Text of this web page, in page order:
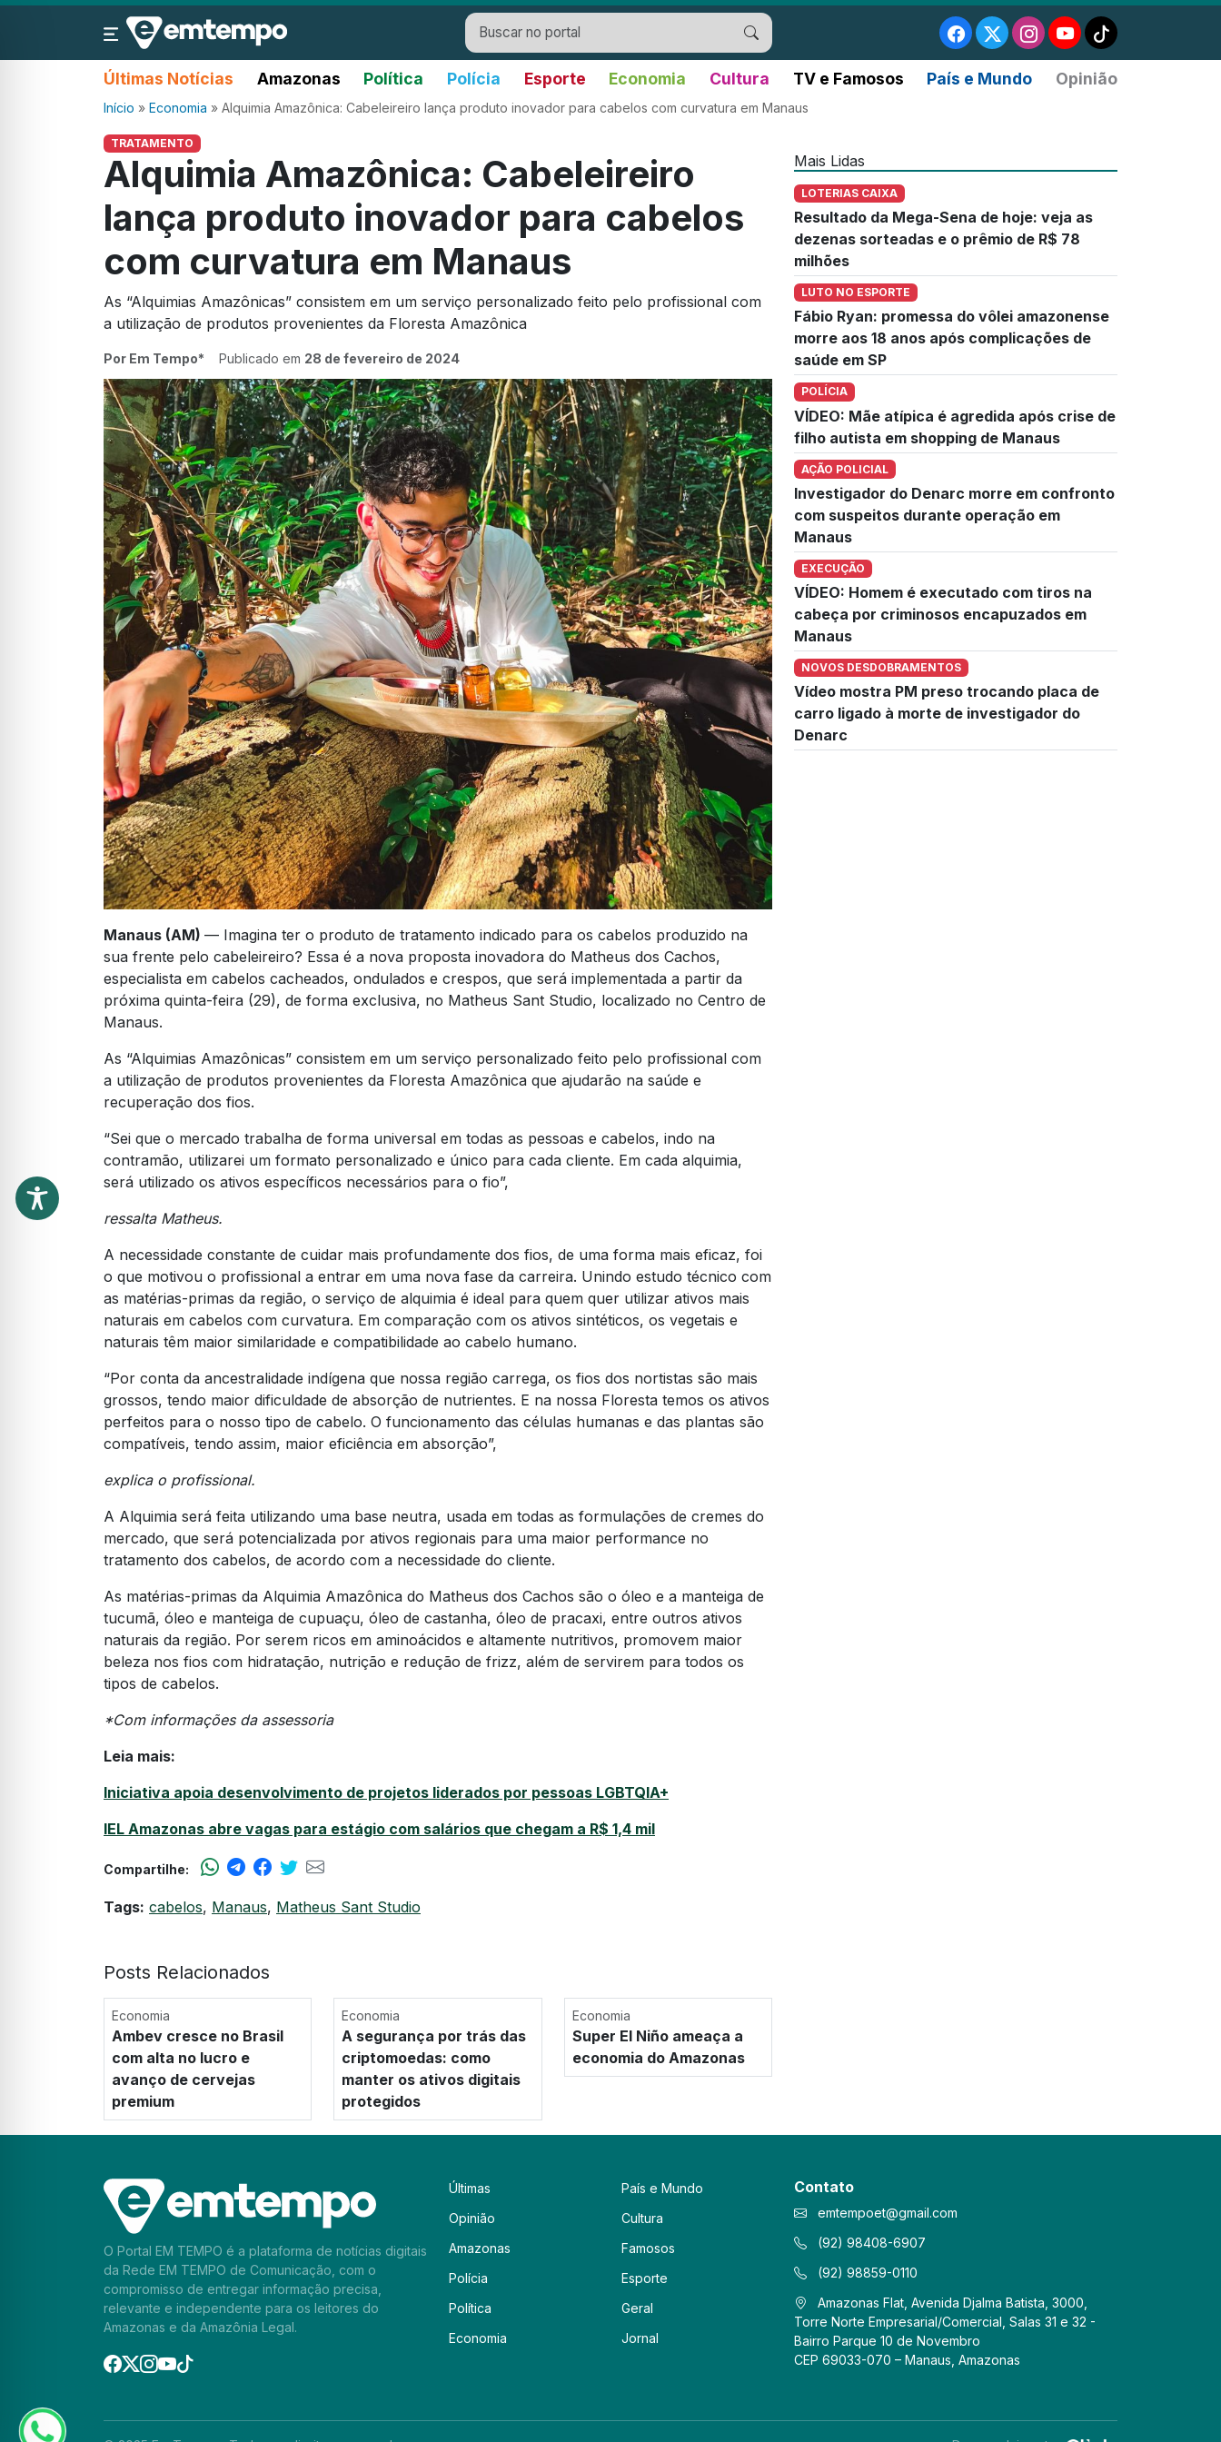
Últimas Notícias Amazonas Política Polícia Esporte Economia Cultura TV e Famosos País e Mundo Opinião
Início » Economia » Alquimia Amazônica: Cabeleireiro lança produto inovador para cabelos com curvatura em Manaus
TRATAMENTO
Alquimia Amazônica: Cabeleireiro
lança produto inovador para cabelos
com curvatura em Manaus
As “Alquimias Amazônicas” consistem em um serviço personalizado feito pelo profissional com
a utilização de produtos provenientes da Floresta Amazônica
Por Em Tempo* Publicado em 28 de fevereiro de 2024
Manaus (AM) — Imagina ter o produto de tratamento indicado para os cabelos produzido na
sua frente pelo cabeleireiro? Essa é a nova proposta inovadora do Matheus dos Cachos,
especialista em cabelos cacheados, ondulados e crespos, que será implementada a partir da
próxima quinta-feira (29), de forma exclusiva, no Matheus Sant Studio, localizado no Centro de
Manaus.
As “Alquimias Amazônicas” consistem em um serviço personalizado feito pelo profissional com
a utilização de produtos provenientes da Floresta Amazônica que ajudarão na saúde e
recuperação dos fios.
“Sei que o mercado trabalha de forma universal em todas as pessoas e cabelos, indo na
contramão, utilizarei um formato personalizado e único para cada cliente. Em cada alquimia,
será utilizado os ativos específicos necessários para o fio”,
ressalta Matheus.
A necessidade constante de cuidar mais profundamente dos fios, de uma forma mais eficaz, foi
o que motivou o profissional a entrar em uma nova fase da carreira. Unindo estudo técnico com
as matérias-primas da região, o serviço de alquimia é ideal para quem quer utilizar ativos mais
naturais em cabelos com curvatura. Em comparação com os ativos sintéticos, os vegetais e
naturais têm maior similaridade e compatibilidade ao cabelo humano.
“Por conta da ancestralidade indígena que nossa região carrega, os fios dos nortistas são mais
grossos, tendo maior dificuldade de absorção de nutrientes. E na nossa Floresta temos os ativos
perfeitos para o nosso tipo de cabelo. O funcionamento das células humanas e das plantas são
compatíveis, tendo assim, maior eficiência em absorção”,
explica o profissional.
A Alquimia será feita utilizando uma base neutra, usada em todas as formulações de cremes do
mercado, que será potencializada por ativos regionais para uma maior performance no
tratamento dos cabelos, de acordo com a necessidade do cliente.
As matérias-primas da Alquimia Amazônica do Matheus dos Cachos são o óleo e a manteiga de
tucumã, óleo e manteiga de cupuaçu, óleo de castanha, óleo de pracaxi, entre outros ativos
naturais da região. Por serem ricos em aminoácidos e altamente nutritivos, promovem maior
beleza nos fios com hidratação, nutrição e redução de frizz, além de servirem para todos os
tipos de cabelos.
*Com informações da assessoria
Leia mais:
Iniciativa apoia desenvolvimento de projetos liderados por pessoas LGBTQIA+
IEL Amazonas abre vagas para estágio com salários que chegam a R$ 1,4 mil
Compartilhe:
Tags: cabelos, Manaus, Matheus Sant Studio
Posts Relacionados
Economia
Ambev cresce no Brasil
com alta no lucro e
avanço de cervejas
premium
Economia
A segurança por trás das
criptomoedas: como
manter os ativos digitais
protegidos
Economia
Super El Niño ameaça a
economia do Amazonas
Mais Lidas
LOTERIAS CAIXA
Resultado da Mega-Sena de hoje: veja as
dezenas sorteadas e o prêmio de R$ 78
milhões
LUTO NO ESPORTE
Fábio Ryan: promessa do vôlei amazonense
morre aos 18 anos após complicações de
saúde em SP
POLÍCIA
VÍDEO: Mãe atípica é agredida após crise de
filho autista em shopping de Manaus
AÇÃO POLICIAL
Investigador do Denarc morre em confronto
com suspeitos durante operação em
Manaus
EXECUÇÃO
VÍDEO: Homem é executado com tiros na
cabeça por criminosos encapuzados em
Manaus
NOVOS DESDOBRAMENTOS
Vídeo mostra PM preso trocando placa de
carro ligado à morte de investigador do
Denarc
O Portal EM TEMPO é a plataforma de notícias digitais
da Rede EM TEMPO de Comunicação, com o
compromisso de entregar informação precisa,
relevante e independente para os leitores do
Amazonas e da Amazônia Legal.
Últimas
Opinião
Amazonas
Polícia
Política
Economia
País e Mundo
Cultura
Famosos
Esporte
Geral
Jornal
Contato
emtempoet@gmail.com
(92) 98408-6907
(92) 98859-0110
Amazonas Flat, Avenida Djalma Batista, 3000,
Torre Norte Empresarial/Comercial, Salas 31 e 32 -
Bairro Parque 10 de Novembro
CEP 69033-070 – Manaus, Amazonas